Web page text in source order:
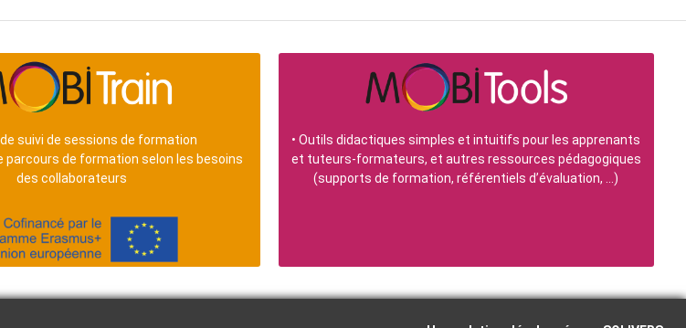
suivi de sessions de formation
parcours de formation selon les besoins
des collaborateurs
•Outils didactiques simples et intuitifs pour les apprenants
et tuteurs-formateurs, et autres ressources pédagogiques
(supports de formation, référentiels d’évaluation, …)